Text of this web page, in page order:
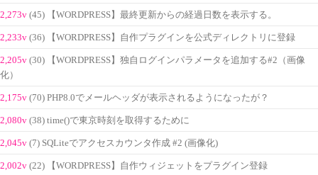
2,273v (45) 【WORDPRESS】最終更新からの経過日数を表示する。
2,233v (36) 【WORDPRESS】自作プラグインを公式ディレクトリに登録
2,205v (30) 【WORDPRESS】独自ログインパラメータを追加する#2（画像
化）
2,175v (70) PHP8.0でメールヘッダが表示されるようになったが？
2,080v (38) time()で東京時刻を取得するために
2,045v (7) SQLiteでアクセスカウンタ作成 #2 (画像化)
2,002v (22) 【WORDPRESS】自作ウィジェットをプラグイン登録